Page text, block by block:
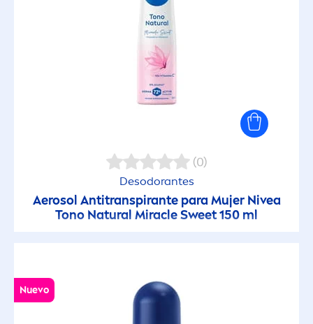
(0)
Desodorantes
Aerosol Antitranspirante para Mujer Nivea
Tono Natural Miracle Sweet 150 ml
Nuevo